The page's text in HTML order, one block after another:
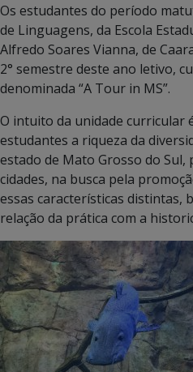
Os estudantes do período
de Linguagens, da Escola
Alfredo Soares Vianna, de
2° semestre deste ano letivo,
denominada “A Tour in MS”.
O intuito da unidade curricular
estudantes a riqueza da
estado de Mato Grosso do Sul,
cidades, na busca pela
essas características distintas,
relação da prática com a